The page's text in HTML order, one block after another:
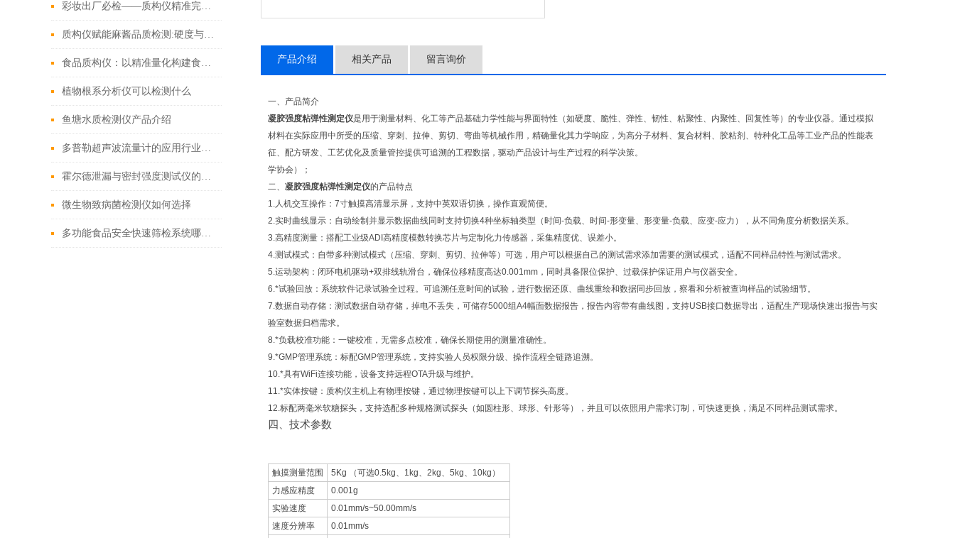
彩妆出厂必检——质构仪精准完成口红力学性能测试
质构仪赋能麻酱品质检测:硬度与粘稠度测定方法探析
食品质构仪：以精准量化构建食品品质管控解决方案
植物根系分析仪可以检测什么
鱼塘水质检测仪产品介绍
多普勒超声波流量计的应用行业广泛-霍尔德
霍尔德泄漏与密封强度测试仪的应用范围
微生物致病菌检测仪如何选择
多功能食品安全快速筛检系统哪家好
产品介绍 相关产品 留言询价
一、产品简介
凝胶强度粘弹性测定仪是用于测量材料、化工等产品基础力学性能与界面特性（如硬度、脆性、弹性、韧性、粘聚性、内聚性、回复性等）的专业仪器。通过模拟
材料在实际应用中所受的压缩、穿刺、拉伸、剪切、弯曲等机械作用，精确量化其力学响应，为高分子材料、复合材料、胶粘剂、特种化工品等工业产品的性能表
征、配方研发、工艺优化及质量管控提供可追溯的工程数据，驱动产品设计与生产过程的科学决策。
学协会）；
二、 凝胶强度粘弹性测定仪的产品特点
1.人机交互操作：7寸触摸高清显示屏，支持中英双语切换，操作直观简便。
2.实时曲线显示：自动绘制并显示数据曲线同时支持切换4种坐标轴类型（时间-负载、时间-形变量、形变量-负载、应变-应力），从不同角度分析数据关系。
3.高精度测量：搭配工业级ADI高精度模数转换芯片与定制化力传感器，采集精度优、误差小。
4.测试模式：自带多种测试模式（压缩、穿刺、剪切、拉伸等）可选，用户可以根据自己的测试需求添加需要的测试模式，适配不同样品特性与测试需求。
5.运动架构：闭环电机驱动+双排线轨滑台，确保位移精度高达0.001mm，同时具备限位保护、过载保护保证用户与仪器安全。
6.*试验回放：系统软件记录试验全过程。可追溯任意时间的试验，进行数据还原、曲线重绘和数据同步回放，察看和分析被查询样品的试验细节。
7.数据自动存储：测试数据自动存储，掉电不丢失，可储存5000组A4幅面数据报告，报告内容带有曲线图，支持USB接口数据导出，适配生产现场快速出报告与实
验室数据归档需求。
8.*负载校准功能：一键校准，无需多点校准，确保长期使用的测量准确性。
9.*GMP管理系统：标配GMP管理系统，支持实验人员权限分级、操作流程全链路追溯。
10.*具有WiFi连接功能，设备支持远程OTA升级与维护。
11.*实体按键：质构仪主机上有物理按键，通过物理按键可以上下调节探头高度。
12.标配两毫米软糖探头，支持选配多种规格测试探头（如圆柱形、球形、针形等），并且可以依照用户需求订制，可快速更换，满足不同样品测试需求。
四、技术参数
触摸测量范围
5Kg （可选0.5kg、1kg、2kg、5kg、10kg）
力感应精度
0.001g
实验速度
0.01mm/s~50.00mm/s
速度分辨率
0.01mm/s